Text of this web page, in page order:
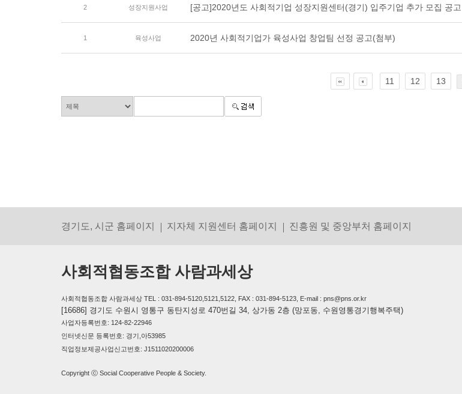
2 성장지원사업 [공고]2020년도 사회적기업 성장지원센터(경기) 입주기업 추가 모집 공고
1 육성사업 2020년 사회적기업가 육성사업 창업팀 선정 공고(첨부)
11 12 13
경기도, 시군 홈페이지 지자체 지원센터 홈페이지 진흥원 및 중앙부처 홈페이지
사회적협동조합 사람과세상
사회적협동조합 사람과세상 TEL : 031-894-5120,5121,5122, FAX : 031-894-5123, E-mail : pns@pns.or.kr
[16686] 경기도 수원시 영통구 동탄지성로 470번길 34, 상가동 2층 (망포동, 수원영통경기행복주택)
사업자등록번호: 124-82-22946
인터넷신문 등록번호: 경기,아53985
직업정보제공사업신고번호: J1511020200006
Copyright ⓒ Social Cooperative People & Society.